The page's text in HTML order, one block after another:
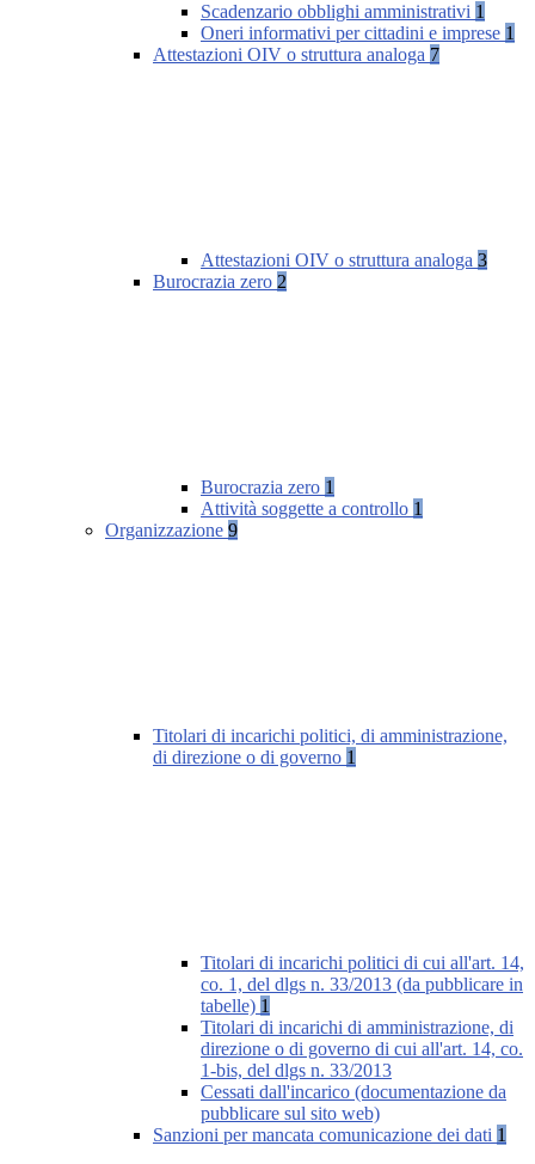
Scadenzario obblighi amministrativi 1
Oneri informativi per cittadini e imprese 1
Attestazioni OIV o struttura analoga 7
Attestazioni OIV o struttura analoga 3
Burocrazia zero 2
Burocrazia zero 1
Attività soggette a controllo 1
Organizzazione 9
Titolari di incarichi politici, di amministrazione,
di direzione o di governo 1
Titolari di incarichi politici di cui all'art. 14,
co. 1, del dlgs n. 33/2013 (da pubblicare in
tabelle) 1
Titolari di incarichi di amministrazione, di
direzione o di governo di cui all'art. 14, co.
1-bis, del dlgs n. 33/2013
Cessati dall'incarico (documentazione da
pubblicare sul sito web)
Sanzioni per mancata comunicazione dei dati 1